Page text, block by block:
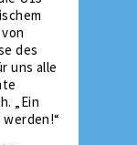
des
uns alle
„Ein